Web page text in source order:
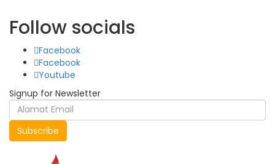
Follow socials
Facebook
Facebook
Youtube
Signup for Newsletter
Subscribe